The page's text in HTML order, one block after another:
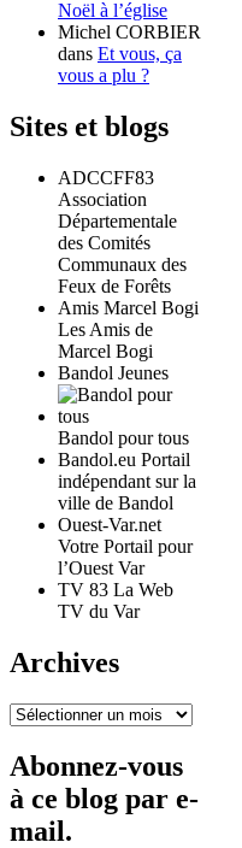
Noël à l’église
Michel CORBIER
dans Et vous, ça
vous a plu ?
Sites et blogs
ADCCFF83
Association
Départementale
des Comités
Communaux des
Feux de Forêts
Amis Marcel Bogi
Les Amis de
Marcel Bogi
Bandol Jeunes
Bandol pour tous
Bandol.eu Portail
indépendant sur la
ville de Bandol
Ouest-Var.net
Votre Portail pour
l’Ouest Var
TV 83 La Web
TV du Var
Archives
Archives
Abonnez-vous
à ce blog par e-
mail.